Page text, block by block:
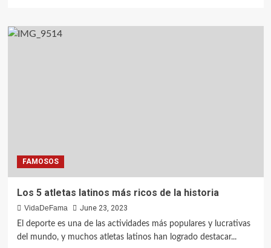
FAMOSOS
Los 5 atletas latinos más ricos de la historia
VidaDeFama
June 23, 2023
El deporte es una de las actividades más populares y lucrativas
del mundo, y muchos atletas latinos han logrado destacar...